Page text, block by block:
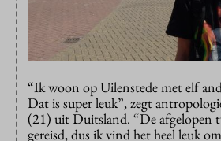
“Ik woon op Uilenstede met elf
Dat is super leuk”, zegt
(21) uit Duitsland. “De afgelopen
gereisd, dus ik vind het heel leuk